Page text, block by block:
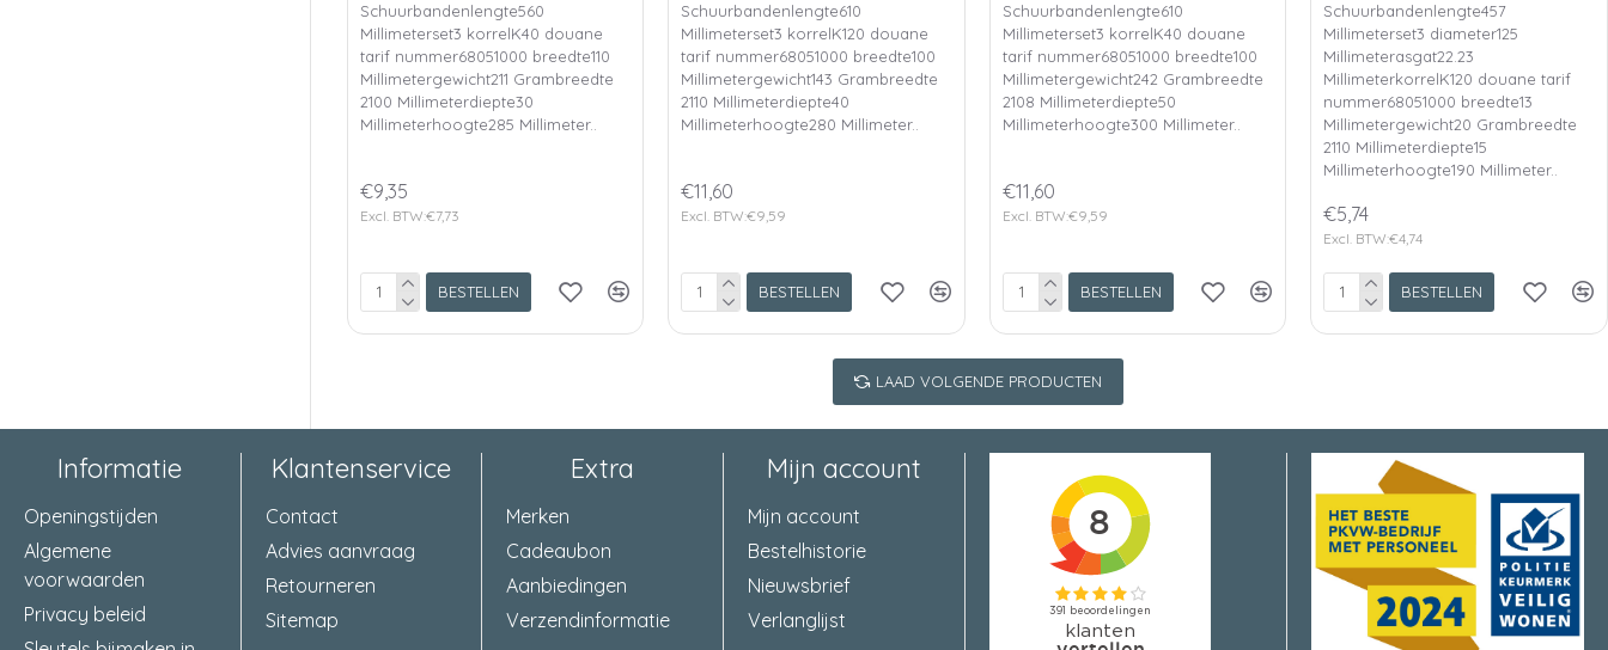
Schuurbandenlengte560
Millimeterset3 korrelK40 douane
tarif nummer68051000 breedte110
Millimetergewicht211 Grambreedte
2100 Millimeterdiepte30
Millimeterhoogte285 Millimeter..
€9,35
Excl. BTW:€7,73
BESTELLEN
Schuurbandenlengte610
Millimeterset3 korrelK120 douane
tarif nummer68051000 breedte100
Millimetergewicht143 Grambreedte
2110 Millimeterdiepte40
Millimeterhoogte280 Millimeter..
€11,60
Excl. BTW:€9,59
BESTELLEN
Schuurbandenlengte610
Millimeterset3 korrelK40 douane
tarif nummer68051000 breedte100
Millimetergewicht242 Grambreedte
2108 Millimeterdiepte50
Millimeterhoogte300 Millimeter..
€11,60
Excl. BTW:€9,59
BESTELLEN
Schuurbandenlengte457
Millimeterset3 diameter125
Millimeterasgat22.23
MillimeterkorrelK120 douane tarif
nummer68051000 breedte13
Millimetergewicht20 Grambreedte
2110 Millimeterdiepte15
Millimeterhoogte190 Millimeter..
€5,74
Excl. BTW:€4,74
BESTELLEN
LAAD VOLGENDE PRODUCTEN
Informatie
Openingstijden
Algemene
voorwaarden
Privacy beleid
Klantenservice
Contact
Advies aanvraag
Retourneren
Sitemap
Extra
Merken
Cadeaubon
Aanbiedingen
Verzendinformatie
Mijn account
Mijn account
Bestelhistorie
Nieuwsbrief
Verlanglijst